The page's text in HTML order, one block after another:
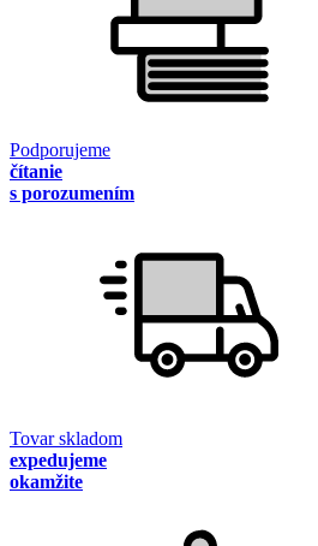
Podporujeme
čítanie
s porozumením
Tovar skladom
expedujeme
okamžite